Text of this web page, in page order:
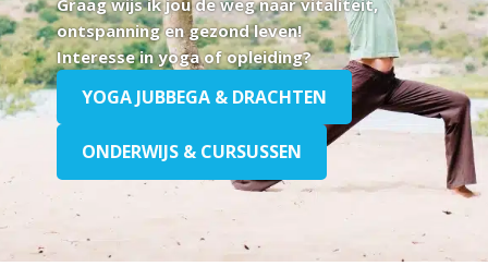
ontspanning en gezond leven!
Interesse in yoga of opleiding?
YOGA JUBBEGA & DRACHTEN
ONDERWIJS & CURSUSSEN